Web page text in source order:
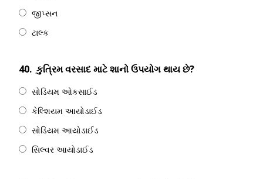
જીપ્સન
ટાલ્ક
40. કુત્રિમ વરસાદ માટે શાનો ઉપયોગ થાય છે?
સોડિયમ ઓકસાઈડ
કેલ્શિયમ આયોડાઈડ
સોડિયમ આયોડાઈડ
સિલ્વર આયોડાઈડ